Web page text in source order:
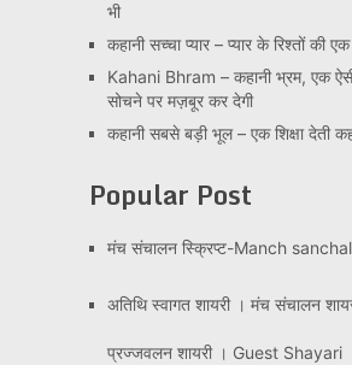
भी
कहानी सच्चा प्यार – प्यार के रिश्तों की
Kahani Bhram – कहानी भ्रम, एक
सोचने पर मज़बूर कर देगी
कहानी सबसे बड़ी भूल – एक शिक्षा देती
Popular Post
मंच संचालन स्क्रिप्ट-Manch
अतिथि स्वागत शायरी । मंच संचालन
प्रज्जवलन शायरी । Guest